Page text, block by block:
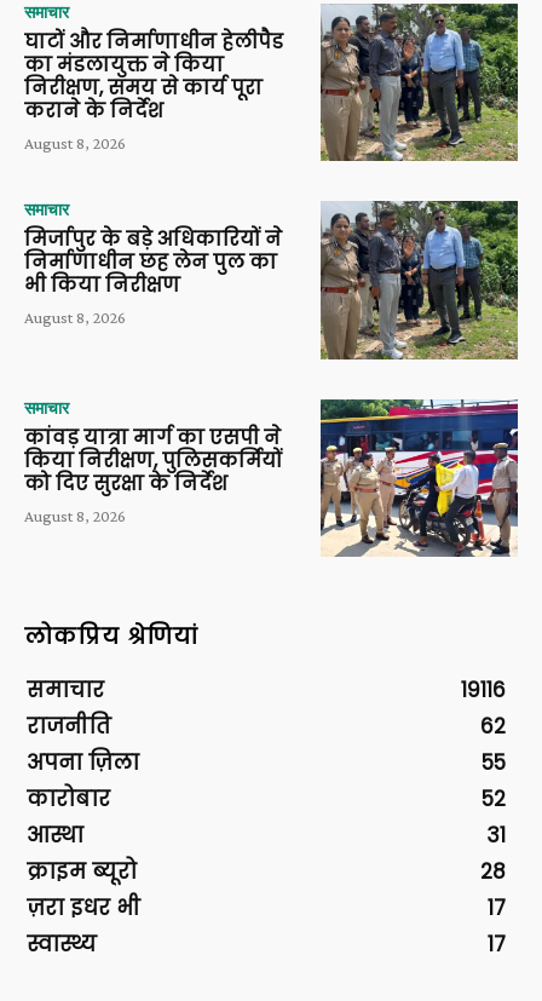
समाचार
घाटों और निर्माणाधीन हेलीपैड
का मंडलायुक्त ने किया
निरीक्षण, समय से कार्य पूरा
कराने के निर्देश
August 8, 2026
समाचार
मिर्जापुर के बड़े अधिकारियों ने
निर्माणाधीन छह लेन पुल का
भी किया निरीक्षण
August 8, 2026
समाचार
कांवड़ यात्रा मार्ग का एसपी ने
किया निरीक्षण, पुलिसकर्मियों
को दिए सुरक्षा के निर्देश
August 8, 2026
लोकप्रिय श्रेणियां
समाचार
19116
राजनीति
62
अपना ज़िला
55
कारोबार
52
आस्था
31
क्राइम ब्यूरो
28
ज़रा इधर भी
17
स्वास्थ्य
17